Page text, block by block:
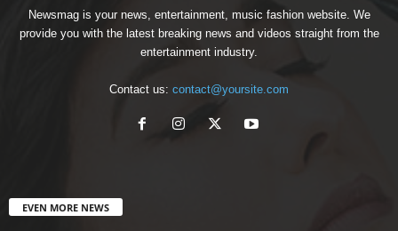
Newsmag is your news, entertainment, music fashion website. We
provide you with the latest breaking news and videos straight from the
entertainment industry.
Contact us: contact@yoursite.com
EVEN MORE NEWS